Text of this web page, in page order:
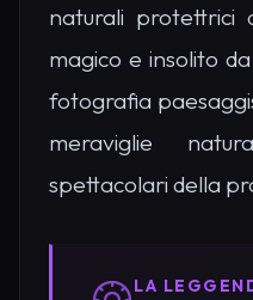
naturali protettrici
magico e insolito
fotografia
meraviglie
spettacolari della
LA